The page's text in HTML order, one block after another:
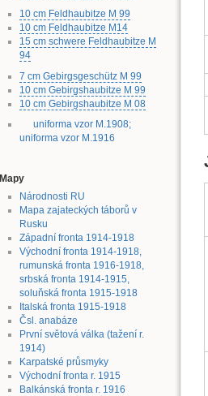
10 cm Feldhaubitze M 99
10 cm Feldhaubitze M14
15 cm schwere Feldhaubitze M
94
7 cm Gebirgsgeschütz M 99
10 cm Gebirgshaubitze M 99
10 cm Gebirgshaubitze M 08
uniforma vzor M.1908;
uniforma vzor M.1916
Mapy
Národnosti RU
Mapa zajateckých táborů v
Rusku
Západní fronta 1914-1918
Východní fronta 1914-1918,
rumunská fronta 1916-1918,
srbská fronta 1914-1915,
soluňská fronta 1915-1918
Italská fronta 1915-1918
Čsl. anabáze
První světová válka (tažení r.
1914)
Karpatské průsmyky
Východní fronta r. 1915
Balkánská fronta r. 1916